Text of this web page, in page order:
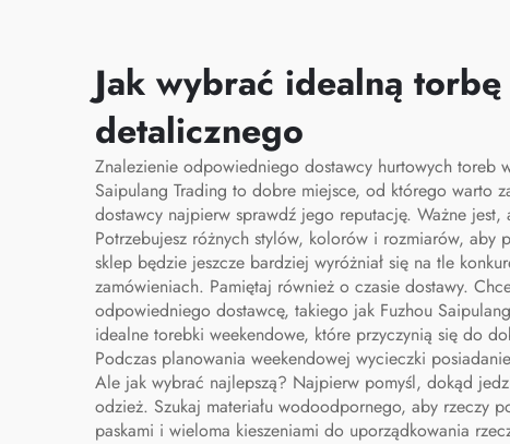
Jak wybrać idealną
detalicznego
Znalezienie odpowiedniego dostawcy hurtowych toreb
Saipulang Trading to dobre miejsce, od którego warto
dostawcy najpierw sprawdź jego reputację. Ważne
Potrzebujesz różnych stylów, kolorów i rozmiarów,
sklep będzie jeszcze bardziej wyróżniał się na tle
zamówieniach. Pamiętaj również o czasie dostawy.
odpowiedniego dostawcę, takiego jak Fuzhou
idealne torebki weekendowe, które przyczynią się do
Podczas planowania weekendowej wycieczki
Ale jak wybrać najlepszą? Najpierw pomyśl, dokąd
odzież. Szukaj materiału wodoodpornego, aby rzeczy
paskami i wieloma kieszeniami do uporządkowania